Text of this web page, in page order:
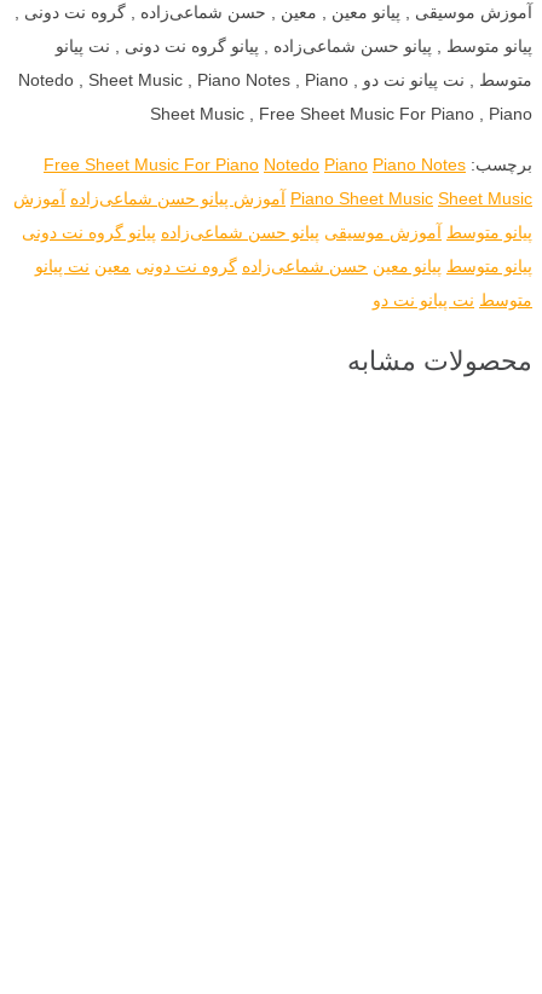
آموزش موسیقی , پیانو معین , معین , حسن شماعی‌زاده , گروه نت دونی ,
پیانو متوسط , پیانو حسن شماعی‌زاده , پیانو گروه نت دونی , نت پیانو
متوسط , نت پیانو نت دو , Notedo , Sheet Music , Piano Notes , Piano
Sheet Music , Free Sheet Music For Piano , Piano
برچسب: Free Sheet Music For Piano Notedo Piano Piano Notes
Piano Sheet Music Sheet Music آموزش پیانو حسن شماعی‌زاده آموزش
پیانو متوسط آموزش موسیقی پیانو حسن شماعی‌زاده پیانو گروه نت دونی
پیانو متوسط پیانو معین حسن شماعی‌زاده گروه نت دونی معین نت پیانو
متوسط نت پیانو نت دو
محصولات مشابه